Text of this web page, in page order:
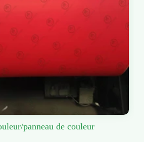
panneau de couleur